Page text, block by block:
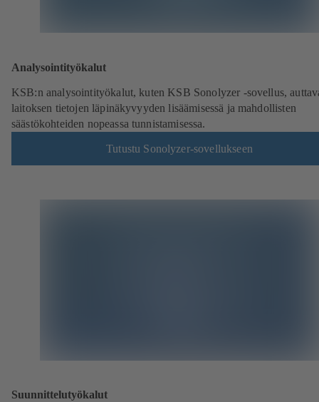
Analysointityökalut
KSB:n analysointityökalut, kuten KSB Sonolyzer -sovellus,
laitoksen tietojen läpinäkyvyyden lisäämisessä ja mahdollisten
säästökohteiden nopeassa tunnistamisessa.
Tutustu Sonolyzer-sovellukseen
Suunnittelutyökalut